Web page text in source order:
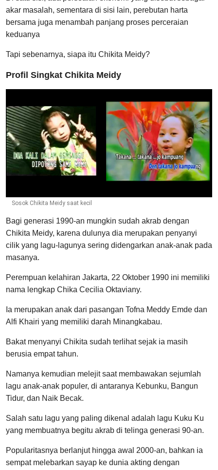
akar masalah, sementara di sisi lain, perebutan harta
bersama juga menambah panjang proses perceraian
keduanya
Tapi sebenarnya, siapa itu Chikita Meidy?
Profil Singkat Chikita Meidy
Sosok Chikita Meidy saat kecil
Bagi generasi 1990-an mungkin sudah akrab dengan
Chikita Meidy, karena dulunya dia merupakan penyanyi
cilik yang lagu-lagunya sering didengarkan anak-anak pada
masanya.
Perempuan kelahiran Jakarta, 22 Oktober 1990 ini memiliki
nama lengkap Chika Cecilia Oktaviany.
Ia merupakan anak dari pasangan Tofna Meddy Emde dan
Alfi Khairi yang memiliki darah Minangkabau.
Bakat menyanyi Chikita sudah terlihat sejak ia masih
berusia empat tahun.
Namanya kemudian melejit saat membawakan sejumlah
lagu anak-anak populer, di antaranya Kebunku, Bangun
Tidur, dan Naik Becak.
Salah satu lagu yang paling dikenal adalah lagu Kuku Ku
yang membuatnya begitu akrab di telinga generasi 90-an.
Popularitasnya berlanjut hingga awal 2000-an, bahkan ia
sempat melebarkan sayap ke dunia akting dengan